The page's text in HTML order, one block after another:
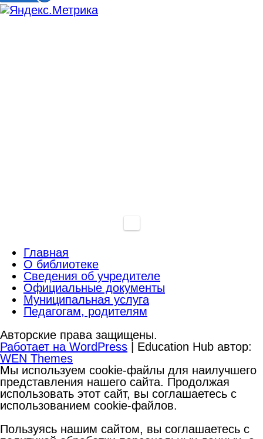
Главная
О библиотеке
Сведения об учредителе
Официальные документы
Муниципальная услуга
Педагогам, родителям
Авторские права защищены.
Работает на WordPress | Education Hub автор:
WEN Themes
Мы используем cookie-файлы для наилучшего
представления нашего сайта. Продолжая
использовать этот сайт, вы соглашаетесь с
использованием cookie-файлов.
Пользуясь нашим сайтом, вы соглашаетесь с